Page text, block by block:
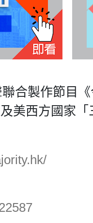
合製作節目
美西方國家「